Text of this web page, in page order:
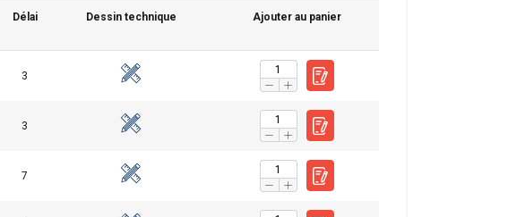
Délai Dessin technique Ajouter au panier
3
3
7